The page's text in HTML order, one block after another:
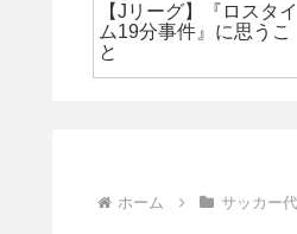
【Jリーグ】『ロスタイ
ム19分事件』に思うこ
と
ホーム サッカー